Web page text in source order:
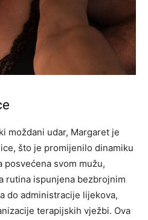
moždani udar, Margaret je
što je promijenilo dinamiku
posvećena svom mužu,
rutina ispunjena bezbrojnim
do administracije lijekova,
terapijskih vježbi. Ova